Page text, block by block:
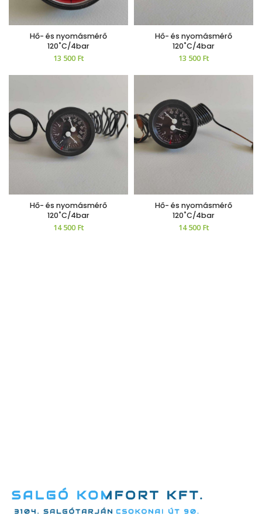
Hő- és nyomásmérő
120˚C/4bar
13 500Ft
Hő- és nyomásmérő
120˚C/4bar
13 500Ft
Hő- és nyomásmérő
120˚C/4bar
14 500Ft
Hő- és nyomásmérő
120˚C/4bar
14 500Ft